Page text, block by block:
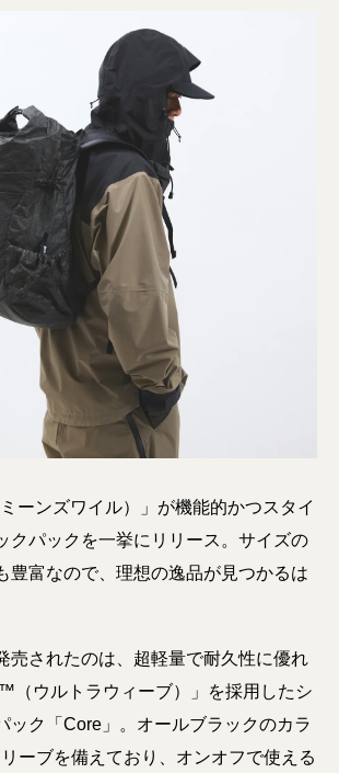
ーンズワイル）」が機能的かつスタイ
クパックを一挙にリリース。サイズの
豊富なので、理想の逸品が見つかるは
売されたのは、超軽量で耐久性に優れ
（ウルトラウィーブ）」を採⽤したシ
ック「Core」。オールブラックのカラ
ーブを備えており、オンオフで使える